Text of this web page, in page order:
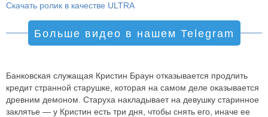
Скачать ролик в качестве ULTRA
Больше видео в нашем Telegram
Банковская служащая Кристин Браун отказывается продлить
кредит странной старушке, которая на самом деле оказывается
древним демоном. Старуха накладывает на девушку старинное
заклятье — у Кристин есть три дня, чтобы снять его, иначе ее